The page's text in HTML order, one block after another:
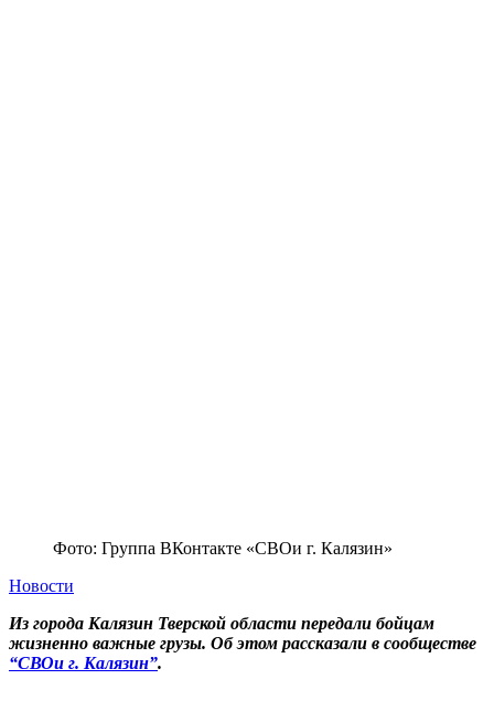
Фото: Группа ВКонтакте «СВОи г. Калязин»
Новости
Из города Калязин Тверской области передали бойцам
жизненно важные грузы. Об этом рассказали в сообществе
“СВОи г. Калязин”.